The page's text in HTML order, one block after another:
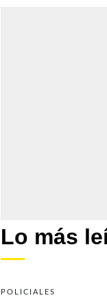
Lo más
POLICIALES